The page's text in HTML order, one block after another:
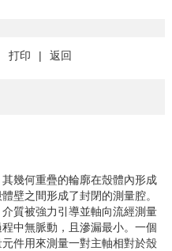
打印 | 返回
幾何重疊的輪廓在殼體內形成
壁之間形成了封閉的測量腔。
質被強力引導並軸向流經測量
中無脈動，且滲漏最小。一個
件用來測量一對主軸相對於殼